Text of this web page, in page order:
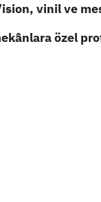
vinil ve
özel